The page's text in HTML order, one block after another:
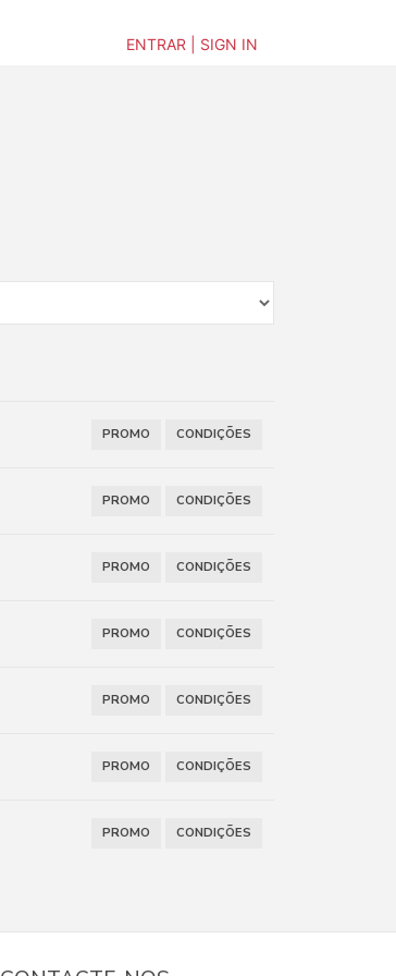
ENTRAR | SIGN IN
PROMO CONDIÇÕES
PROMO CONDIÇÕES
PROMO CONDIÇÕES
PROMO CONDIÇÕES
PROMO CONDIÇÕES
PROMO CONDIÇÕES
PROMO CONDIÇÕES